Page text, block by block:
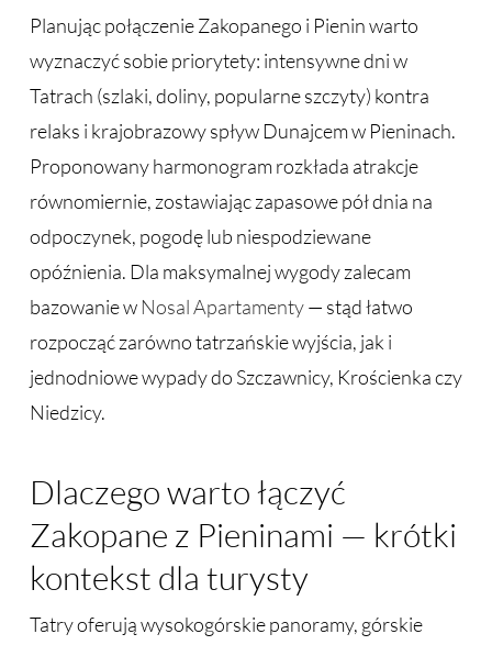
Planując połączenie Zakopanego i Pienin warto
wyznaczyć sobie priorytety: intensywne dni w
Tatrach (szlaki, doliny, popularne szczyty) kontra
relaks i krajobrazowy spływ Dunajcem w Pieninach.
Proponowany harmonogram rozkłada atrakcje
równomiernie, zostawiając zapasowe pół dnia na
odpoczynek, pogodę lub niespodziewane
opóźnienia. Dla maksymalnej wygody zalecam
bazowanie w Nosal Apartamenty— stąd łatwo
rozpocząć zarówno tatrzańskie wyjścia, jak i
jednodniowe wypady do Szczawnicy, Krościenka czy
Niedzicy.
Dlaczego warto łączyć
Zakopane z Pieninami — krótki
kontekst dla turysty
Tatry oferują wysokogórskie panoramy, górskie